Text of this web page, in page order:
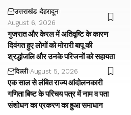
उत्तराखंड देहरादून
August 6, 2026
गुजरात और केरल में अतिवृष्टि के कारण
दिवंगत हुए लोगों को मोरारी बापू की
श्रद्धांजलि और उनके परिजनों को सहायता
दिल्ली August 5, 2026
एक साल से लंबित राज्य आंदोलनकारी
गणिता बिष्ट के परिचय पत्र में नाम व पता
संशोधन का प्रकरण का हुआ समाधान